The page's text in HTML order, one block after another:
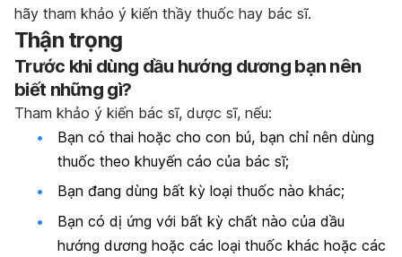
hãy tham khảo ý kiến thầy thuốc hay bác sĩ.
Thận trọng
Trước khi dùng dầu hướng dương bạn nên
biết những gì?
Tham khảo ý kiến bác sĩ, dược sĩ, nếu:
Bạn có thai hoặc cho con bú, bạn chỉ nên dùng
thuốc theo khuyến cáo của bác sĩ;
Bạn đang dùng bất kỳ loại thuốc nào khác;
Bạn có dị ứng với bất kỳ chất nào của dầu
hướng dương hoặc các loại thuốc khác hoặc các